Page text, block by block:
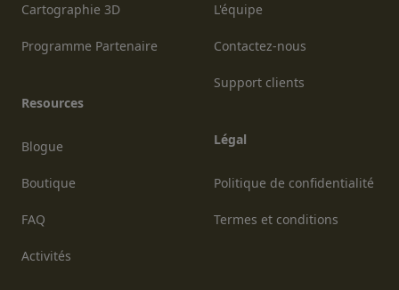
Cartographie 3D
Programme Partenaire
Resources
Blogue
Boutique
FAQ
Activités
L'équipe
Contactez-nous
Support clients
Légal
Politique de confidentialité
Termes et conditions